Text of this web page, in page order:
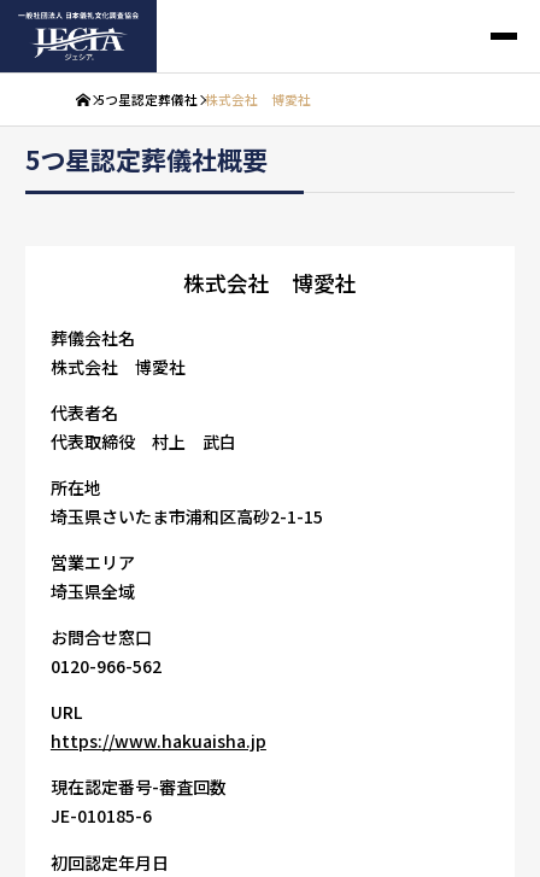
5つ星認定葬儀社 株式会社 博愛社
5つ星認定葬儀社概要
株式会社 博愛社
葬儀会社名
株式会社 博愛社
代表者名
代表取締役 村上 武白
所在地
埼玉県さいたま市浦和区高砂2-1-15
営業エリア
埼玉県全域
お問合せ窓口
0120-966-562
URL
https://www.hakuaisha.jp
現在認定番号-審査回数
JE-010185-6
初回認定年月日